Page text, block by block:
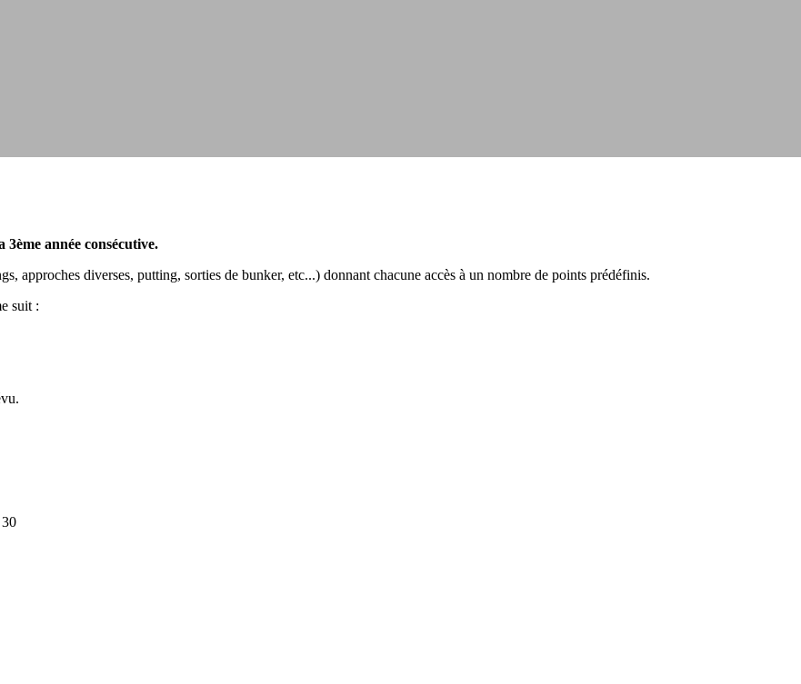
année consécutive.
approches diverses, putting, sorties de bunker, etc...) donnant chacune accès à un nombre de points prédéfinis.
suit :